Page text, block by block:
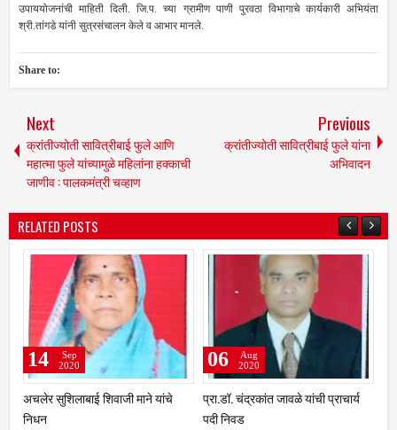
उपाययोजनांची माहिती दिली. जि.प. च्या ग्रामीण पाणी पुरवठा विभागाचे कार्यकारी अभियंता
श्री.तांगडे यांनी सुत्रसंचालन केले व आभार मानले.
Share to:
Next
क्रांतीज्योती सावित्रीबाई फुले आणि
महात्मा फुले यांच्यामुळे महिलांना हक्काची
जाणीव : पालकमंत्री चव्हाण
Previous
क्रांतीज्योती सावित्रीबाई फुले यांना
अभिवादन
RELATED POSTS
चंद्रकांत जावळे यांची प्राचार्य
Aug
2020
वंजारी सेवा संघाची उस्मानाबाद जिल्हयाची
कार्यकारिणी जाहीर
05
Aug
2020
उमरगा
05